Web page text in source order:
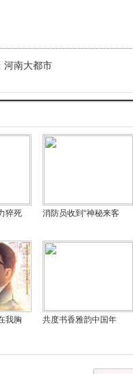
河南大都市
猝死 消防员收到“神秘来客
我胸 共度书香雅韵中国年